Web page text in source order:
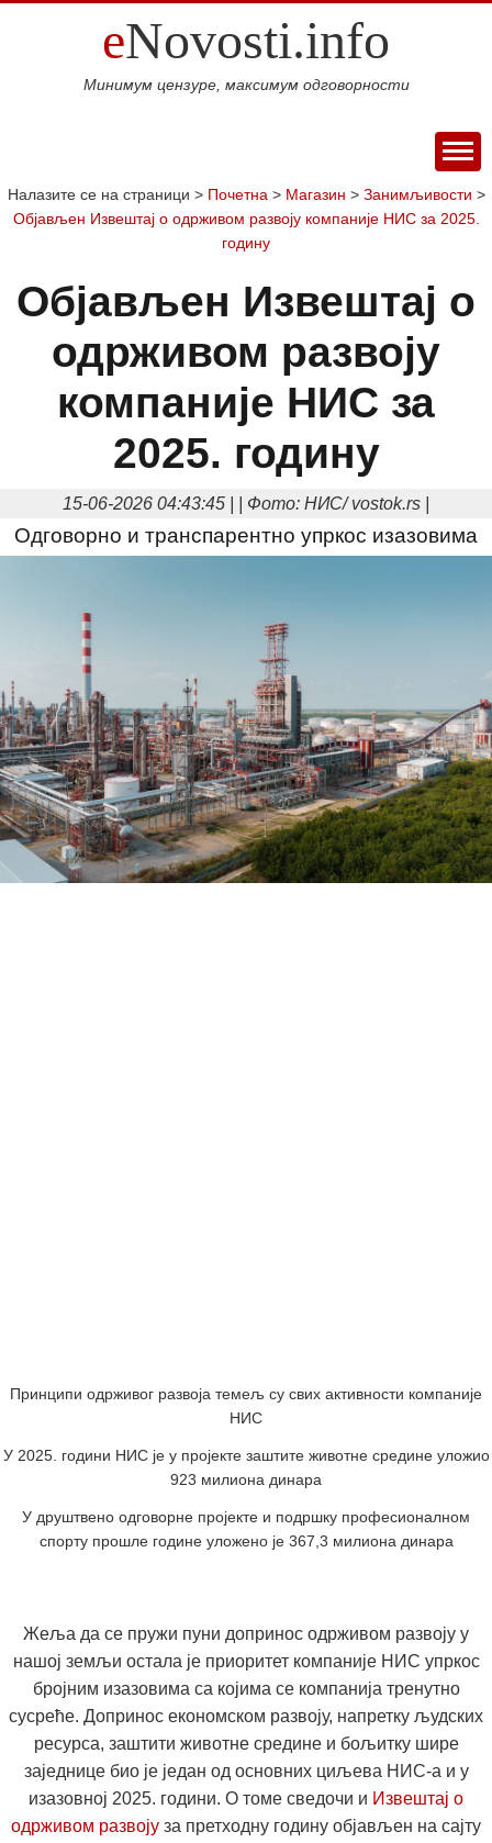
eNovosti.info
Минимум цензуре, максимум одговорности
ПОЧЕТНА
ВИЈЕСТИ
Свијет
Балкан
Србија
Република
Српска
Хроника
Фудбал
Кошарка
Аутомото
МАГАЗИН
Занимљивости
Култура
Наука
технологија
Образовање
Шоу
бизнис
Посао
Аутомобили
Некретнине
ДРУШТВО
Интервју
КОЛУМНЕ
БЛОГ
О НАМА
Налазите се на страници > Почетна > Магазин > Занимљивости >
Објављен Извештај о одрживом развоју компаније НИС за 2025.
годину
Објављен Извештај о
одрживом развоју
компаније НИС за
2025. годину
15-06-2026 04:43:45 | | Фото: НИС/ vostok.rs |
Одговорно и транспарентно упркос изазовима
Принципи одрживог развоја темељ су свих активности компаније
НИС
У 2025. години НИС је у пројекте заштите животне средине уложио
923 милиона динара
У друштвено одговорне пројекте и подршку професионалном
спорту прошле године уложено је 367,3 милиона динара
Жеља да се пружи пуни допринос одрживом развоју у
нашој земљи остала је приоритет компаније НИС упркос
бројним изазовима са којима се компанија тренутно
сусреће. Допринос економском развоју, напретку људских
ресурса, заштити животне средине и бољитку шире
заједнице био је један од основних циљева НИС-а и у
изазовној 2025. години. О томе сведочи и Извештај о
одрживом развоју за претходну годину објављен на сајту